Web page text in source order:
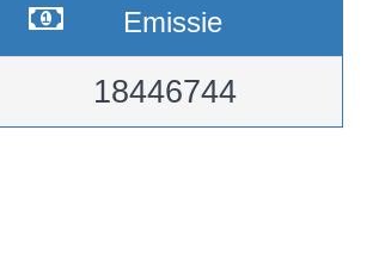
Emissie
18446744